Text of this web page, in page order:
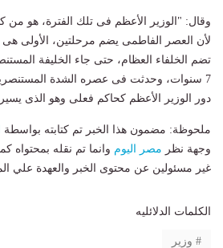
وقال: "الوزير الأعظم فى تلك الفترة، هو من
لأن العصر الفاطمى يضم مرحلتين، الأولى
تضم الخلفاء العظام، حتى جاء الخليفة
7 سنوات، وحدثت فى عصره الشدة
دور الوزير الأعظم كحاكم فعلى وهو الذى يسير
ملحوظة: مضمون هذا الخبر تم كتابته بواسطة
وجهة نظر مصر اليوم وانما تم نقله بمحتواه
غير مسئولين عن محتوى الخبر والعهدة علي
الكلمات الدلائليه
وزير